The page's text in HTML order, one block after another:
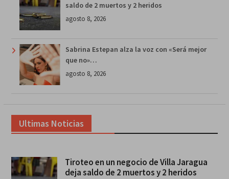
saldo de 2 muertos y 2 heridos
agosto 8, 2026
Sabrina Estepan alza la voz con «Será mejor
que no»…
agosto 8, 2026
Ultimas Noticias
Tiroteo en un negocio de Villa Jaragua
deja saldo de 2 muertos y 2 heridos